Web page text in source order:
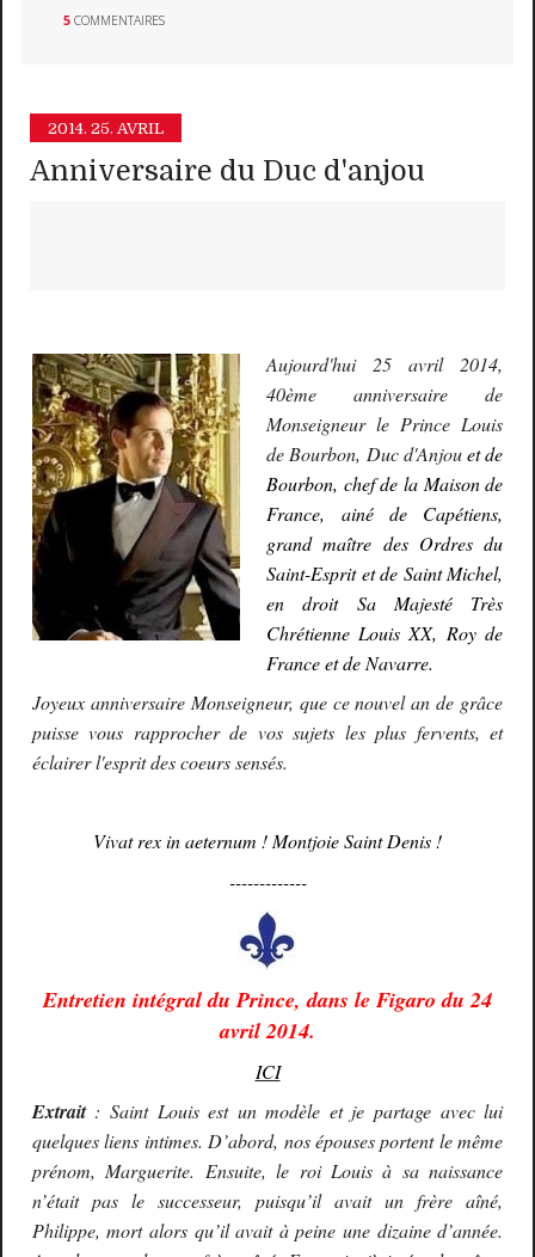
5 COMMENTAIRES
2014. 25. AVRIL
Anniversaire du Duc d'anjou
Aujourd'hui 25 avril 2014,
40ème anniversaire de
Monseigneur le Prince Louis
de Bourbon, Duc d'Anjouet de
Bourbon, chef de la Maison de
France, ainé de Capétiens,
grand maître des Ordres du
Saint-Esprit et de Saint Michel,
en droit Sa Majesté Très
Chrétienne Louis XX, Roy de
France et de Navarre.
Joyeux anniversaire Monseigneur, que ce nouvel an de grâce
puisse vous rapprocher de vos sujets les plus fervents, et
éclairer l'esprit des coeurs sensés.
Vivat rex in aeternum ! Montjoie Saint Denis !
-------------
Entretien intégral du Prince, dans le Figaro du 24
avril 2014.
ICI
Extrait: Saint Louis est un modèle et je partage avec lui
quelques liens intimes. D’abord, nos épouses portent le même
prénom, Marguerite. Ensuite, le roi Louis à sa naissance
n’était pas le successeur, puisqu’il avait un frère aîné,
Philippe, mort alors qu’il avait à peine une dizaine d’année.